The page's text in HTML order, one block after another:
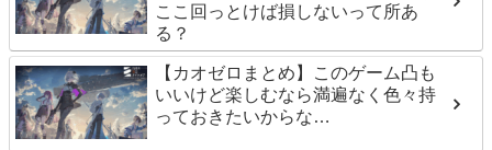
ここ回っとけば損しないって所あ
る？
【カオゼロまとめ】このゲーム凸も
いいけど楽しむなら満遍なく色々持
っておきたいからな…